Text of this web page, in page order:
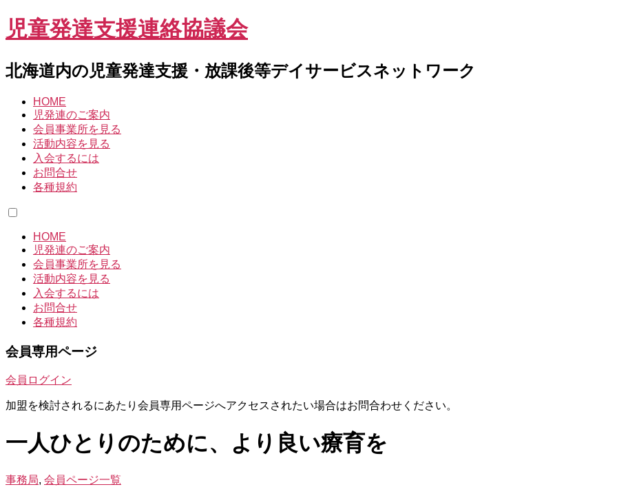
児童発達支援連絡協議会
北海道内の児童発達支援・放課後等デイサービスネットワーク
HOME
児発連のご案内
会員事業所を見る
活動内容を見る
入会するには
お問合せ
各種規約
HOME
児発連のご案内
会員事業所を見る
活動内容を見る
入会するには
お問合せ
各種規約
会員専用ページ
会員ログイン
加盟を検討されるにあたり会員専用ページへアクセスされたい場合はお問合わせください。
一人ひとりのために、より良い療育を
事務局, 会員ページ一覧